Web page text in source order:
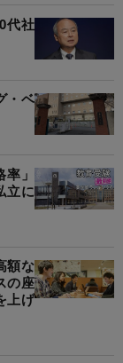
代社
・ベ
」
立に
額な
の座
上げ